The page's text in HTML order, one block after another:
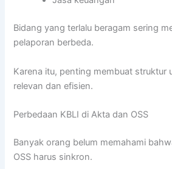
Bidang yang terlalu beragam sering
pelaporan berbeda.
Karena itu, penting membuat struktur
relevan dan efisien.
Perbedaan KBLI di Akta dan OSS
Banyak orang belum memahami
OSS harus sinkron.